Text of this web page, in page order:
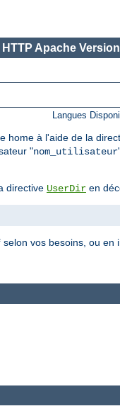
Apache
Langues
home à l'aide de la
"nom_utilisateur
directive UserDir en
selon vos besoins, ou en